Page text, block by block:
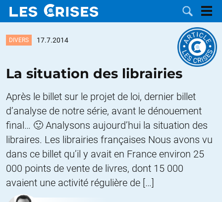
DOSSIERS
CATÉGORIES
MOTS CLÉS
NOUS
CONTACTER
FAIRE UN
DIVERS 17.7.2014
La situation des librairies
Après le billet sur le projet de loi, dernier billet
d’analyse de notre série, avant le dénouement
final… 🙂 Analysons aujourd’hui la situation des
libraires. Les librairies françaises Nous avons vu
dans ce billet qu’il y avait en France environ 25
000 points de vente de livres, dont 15 000
avaient une activité régulière de […]